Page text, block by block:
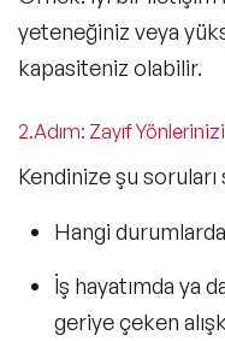
yeteneğiniz veya
kapasiteniz olabilir.
2.Adım: Zayıf Yönlerinizi
Kendinize şu soruları
Hangi
İş hayatımda ya
geriye çeken